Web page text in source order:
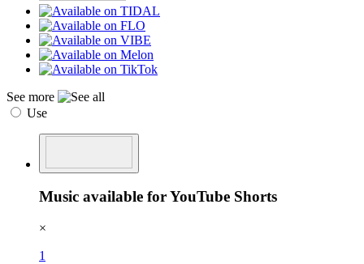
See more
Use
Music available for YouTube Shorts
×
1